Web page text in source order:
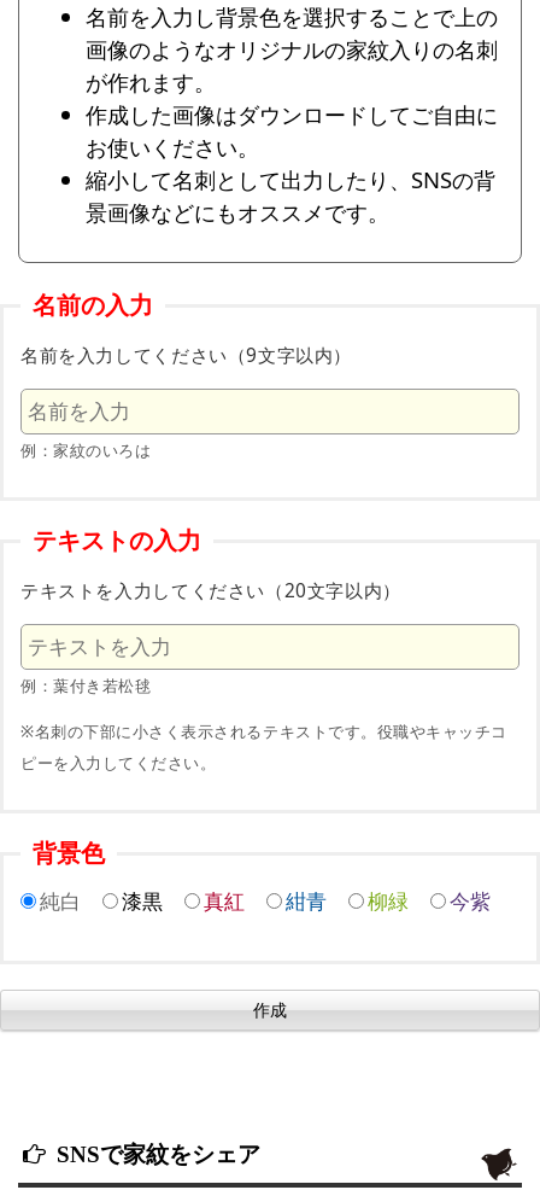
名前を入力し背景色を選択することで上の
画像のようなオリジナルの家紋入りの名刺
が作れます。
作成した画像はダウンロードしてご自由に
お使いください。
縮小して名刺として出力したり、SNSの背
景画像などにもオススメです。
名前の入力
名前を入力してください（9文字以内）
例：家紋のいろは
テキストの入力
テキストを入力してください（20文字以内）
例：葉付き若松毬
※名刺の下部に小さく表示されるテキストです。役職やキャッチコ
ピーを入力してください。
背景色
純白 漆黒 真紅 紺青 柳緑 今紫
SNSで家紋をシェア